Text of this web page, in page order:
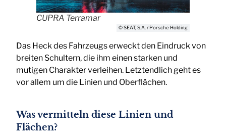
CUPRA Terramar
© SEAT, S.A. / Porsche Holding
Das Heck des Fahrzeugs erweckt den Eindruck von
breiten Schultern, die ihm einen starken und
mutigen Charakter verleihen. Letztendlich geht es
vor allem um die Linien und Oberflächen.
Was vermitteln diese Linien und
Flächen?